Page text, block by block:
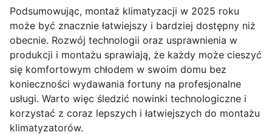
Podsumowując, montaż klimatyzacji w 2025 roku
może być znacznie łatwiejszy i bardziej dostępny niż
obecnie. Rozwój technologii oraz usprawnienia w
produkcji i montażu sprawiają, że każdy może cieszyć
się komfortowym chłodem w swoim domu bez
konieczności wydawania fortuny na profesjonalne
usługi. Warto więc śledzić nowinki technologiczne i
korzystać z coraz lepszych i łatwiejszych do montażu
klimatyzatorów.